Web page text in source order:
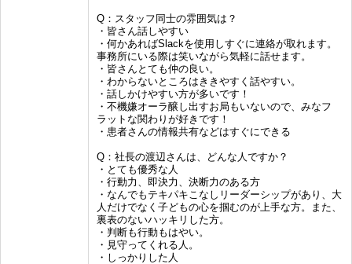
Q：スタッフ同士の雰囲気は？
・皆さん話しやすい
・何かあればSlackを使用しすぐに連絡が取れます。
事務所にいる際は笑いながら気軽に話せます。
・皆さんとても仲の良い。
・わからないところはききやすく話やすい。
・話しかけやすい方が多いです！
・不機嫌オーラ醸し出すお局もいないので、みなフ
ラットな関わりが好きです！
・患者さんの情報共有などはすぐにできる
Q：社長の渡辺さんは、どんな人ですか？
・とても優秀な人
・行動力、即決力、決断力のある方
・なんでもテキパキこなしリーダーシップがあり、大
人だけでなく子どもの心を掴むのが上手な方。また、
裏表のないハッキリした方。
・判断も行動もはやい。
・見守ってくれる人。
・しっかりした人